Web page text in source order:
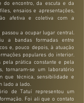
do encontro, da escuta e da
ensaios e apresentações,
afetiva e coletiva com a
a ocupar lugar central.
a bandas formadas entre
e, pouco depois, à atuação
populares do interior.
pela prática constante e pela
tornaram-se um laboratório
que técnica, sensibilidade e
lado a lado.
de Tatuí representou um
Foi ali que o contato